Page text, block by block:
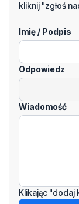
kliknij "zgłoś
Imię / Podpis
Odpowiedz
Wiadomość
Klikając "dodaj